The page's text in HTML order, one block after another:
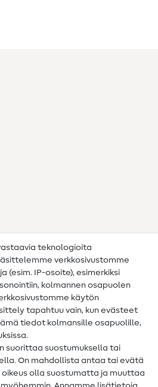
teknologioita
verkkosivustomme
(esim. IP-osoite), esimerkiksi
kolmannen osapuolen
käytön
tapahtuu vain, kun evästeet
tiedot kolmansille osapuolille,
suorittaa suostumuksella tai
On mahdollista antaa tai evätä
oikeus olla suostumatta ja muuttaa